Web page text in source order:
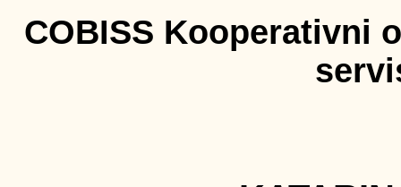
COBISS Kooperativni